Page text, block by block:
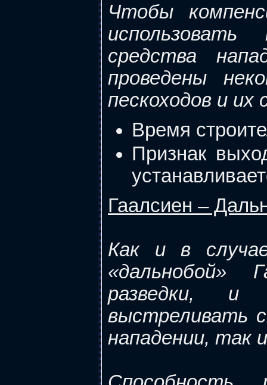
Чтобы
средства
проведены
пескоходов и их
Время
Признак
Гаалсиен –
Как и в
«дальнобой»
разведки, и
выстреливать
нападении, так